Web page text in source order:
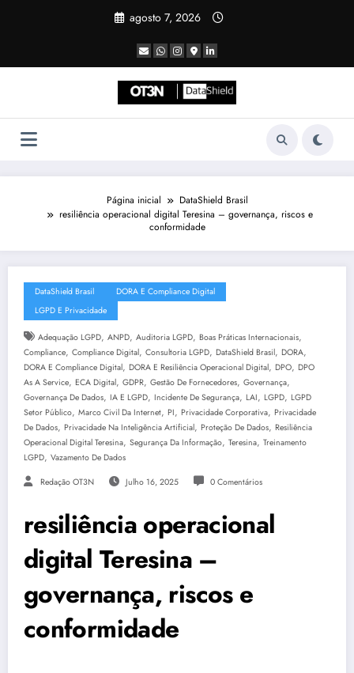
agosto 7, 2026
Página inicial
DataShield Brasil
resiliência operacional digital Teresina – governança, riscos e
conformidade
DataShield Brasil
DORA E Compliance Digital
LGPD E Privacidade
Adequação LGPD, ANPD, Auditoria LGPD, Boas Práticas Internacionais,
Compliance, Compliance Digital, Consultoria LGPD, DataShield Brasil, DORA,
DORA E Compliance Digital, DORA E Resiliência Operacional Digital, DPO, DPO
As A Service, ECA Digital, GDPR, Gestão De Fornecedores, Governança,
Governança De Dados, IA E LGPD, Incidente De Segurança, LAI, LGPD, LGPD
Setor Público, Marco Civil Da Internet, PI, Privacidade Corporativa, Privacidade
De Dados, Privacidade Na Inteligência Artificial, Proteção De Dados, Resiliência
Operacional Digital Teresina, Segurança Da Informação, Teresina, Treinamento
LGPD, Vazamento De Dados
Redação OT3N Julho 16, 2025 0 Comentários
resiliência operacional
digital Teresina –
governança, riscos e
conformidade